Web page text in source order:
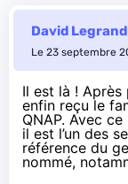
David Legrand
Le 23 septembre
Il est là ! Après
enfin reçu le
QNAP. Avec
il est l’un des
référence du
nommé,